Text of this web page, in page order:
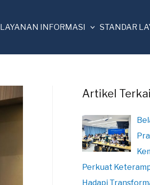
LAYANAN INFORMASI STANDAR
Artikel
Perkuat
Hadapi